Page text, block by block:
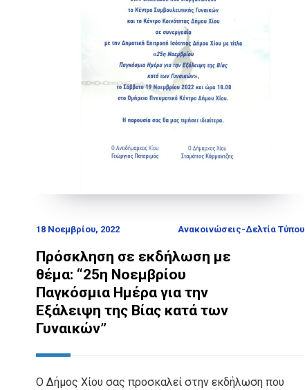
18 Νοεμβρίου, 2022 Ανακοινώσεις-Δελτία Τύπου
Πρόσκληση σε εκδήλωση με
θέμα: “25η Νοεμβρίου
Παγκόσμια Ημέρα για την
Εξάλειψη της Βίας κατά των
Γυναικών”
Ο Δήμος Χίου σας προσκαλεί στην εκδήλωση που